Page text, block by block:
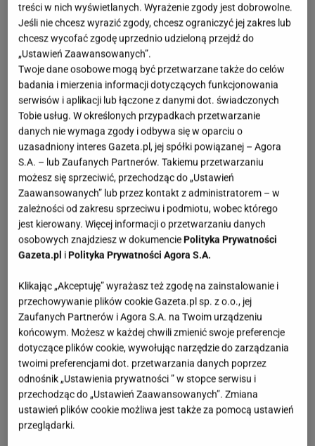
Oprócz przygotowania występów, mężczyźni znani z
show-biznesu sami zostali przeistoczeni w
performerki. Pomogły w tym nie tylko stroje, ale
również kosmetyki marki NYX Professional
Makeup, który jest partnerem programu. Ich
zmagania oceniło jury składające się z
utalentowanej aktorki i prezenterkiAnny Muchy
legendy polskiego kina oraz teatruAndrzeja
Seweryna,oraz jedynego w swoim rodzaju wokalisty
Michała Szpaka.Tym razem mieliśmy w końcu
przyjemność zobaczyć wszystkie sześć par w
jednym odcinku. Niestety był to pierwszy i ostatni
raz, kiedy w programie spotkał się cały skład.
Tematem przewodnim odcinka były ikony
muzyczne. Ze sceny wybrzmiały największe
przeboje takichgwiazdjak:Britney Spears, Freddie
Mercury, Lady Gaga czyMadonna. Choć w kolejnym
odcinku nie zobaczymy już występu Adelona i
Tadeusza Mikołajczaka, który na potrzeby programu
przyjął pseudonim Lady Tede, to jednak emocje
wcale nie słabną. W kolejny wtorek na antenie TVN
treści w nich wyświetlanych. Wyrażenie zgody jest dobrowolne.
Jeśli nie chcesz wyrazić zgody, chcesz ograniczyć jej zakres lub
chcesz wycofać zgodę uprzednio udzieloną przejdź do
„Ustawień Zaawansowanych”.
Twoje dane osobowe mogą być przetwarzane także do celów
badania i mierzenia informacji dotyczących funkcjonowania
serwisów i aplikacji lub łączone z danymi dot. świadczonych
Tobie usług. W określonych przypadkach przetwarzanie
danych nie wymaga zgody i odbywa się w oparciu o
uzasadniony interes Gazeta.pl, jej spółki powiązanej – Agora
S.A. – lub Zaufanych Partnerów. Takiemu przetwarzaniu
możesz się sprzeciwić, przechodząc do „Ustawień
Zaawansowanych” lub przez kontakt z administratorem – w
zależności od zakresu sprzeciwu i podmiotu, wobec którego
jest kierowany. Więcej informacji o przetwarzaniu danych
osobowych znajdziesz w dokumenciePolityka Prywatności
Gazeta.pl iPolityka Prywatności Agora S.A.
Klikając „Akceptuję” wyrażasz też zgodę na zainstalowanie i
przechowywanie plików cookie Gazeta.pl sp. z o.o., jej
Zaufanych Partnerów i Agora S.A. na Twoim urządzeniu
końcowym. Możesz w każdej chwili zmienić swoje preferencje
dotyczące plików cookie, wywołując narzędzie do zarządzania
twoimi preferencjami dot. przetwarzania danych poprzez
odnośnik „Ustawienia prywatności ” w stopce serwisu i
przechodząc do „Ustawień Zaawansowanych”. Zmiana
ustawień plików cookie możliwa jest także za pomocą ustawień
przeglądarki.